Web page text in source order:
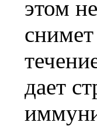
этом
дает